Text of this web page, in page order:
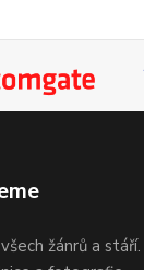
žánrů a stáří.